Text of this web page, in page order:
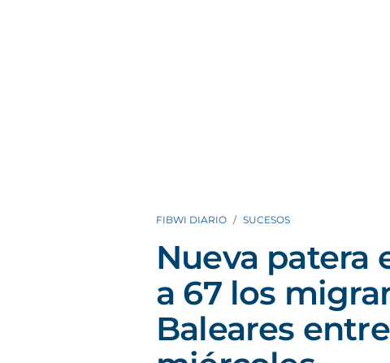
FIBWI DIARIO SUCESOS
Nueva patera
a 67 los
Baleares